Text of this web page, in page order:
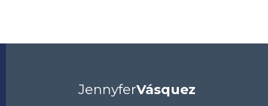
JennyferVásquez